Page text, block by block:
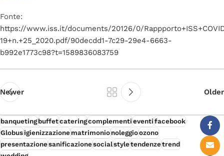
Fonte:
https://www.iss.it/documents/20126/0/
19+n.+25_2020.pdf/90decdd1-7c29-29e4-6663-
b992e1773c98?t=1589836083759
Newer Older
banquetingbuffetcateringcomplementieventifacebook
Globusigienizzazionematrimonionoleggioozono
presentazionesanificazionesocialstyletendenzetrend